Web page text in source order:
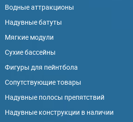
Водные аттракционы
Надувные батуты
Мягкие модули
Сухие бассейны
Фигуры для пейнтбола
Сопутствующие товары
Надувные полосы препятствий
Надувные конструкции в наличии